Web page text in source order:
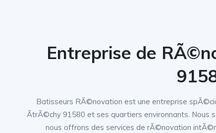
Entreprise de
Batisseurs RÃ©novation est une entreprise
ÃtrÃ©chy 91580 et ses quartiers environnants.
nous offrons des services de rÃ©novation